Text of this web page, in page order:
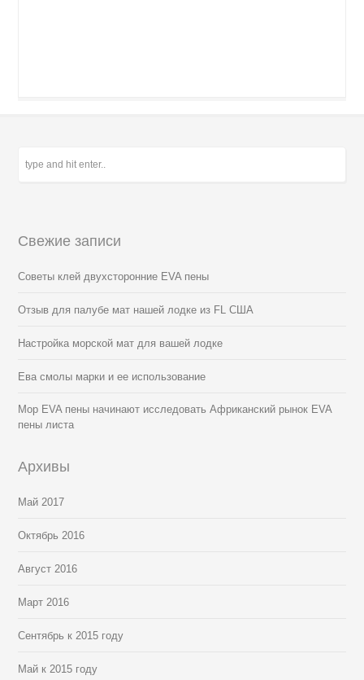
Свежие записи
Советы клей двухсторонние EVA пены
Отзыв для палубе мат нашей лодке из FL США
Настройка морской мат для вашей лодке
Ева смолы марки и ее использование
Мор EVA пены начинают исследовать Африканский рынок EVA
пены листа
Архивы
Май 2017
Октябрь 2016
Август 2016
Март 2016
Сентябрь к 2015 году
Май к 2015 году